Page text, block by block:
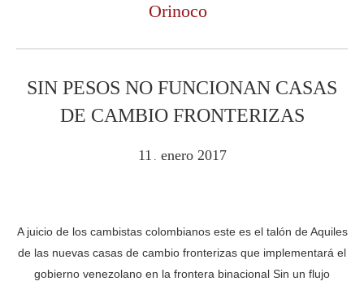
Orinoco
SIN PESOS NO FUNCIONAN CASAS
DE CAMBIO FRONTERIZAS
11 . enero 2017
A juicio de los cambistas colombianos este es el talón de Aquiles
de las nuevas casas de cambio fronterizas que implementará el
gobierno venezolano en la frontera binacional Sin un flujo